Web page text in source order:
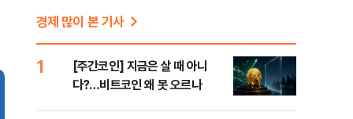
경제 많이 본 기사
1
[주간코인] 지금은 살 때 아니
다?…비트코인 왜 못 오르나